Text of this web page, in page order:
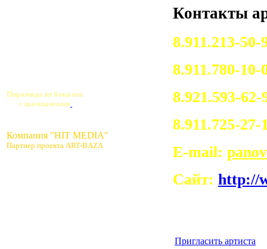
Пирамида из бокалов
с шампанским
Компания "HIT MEDIA"
Партнер проекта ART-BAZA
Контакты
8.911.213-
8.911.780-10-
8.921.593-
8.911.725-27-
E-mail:
Сайт: http://
Пригласить артиста